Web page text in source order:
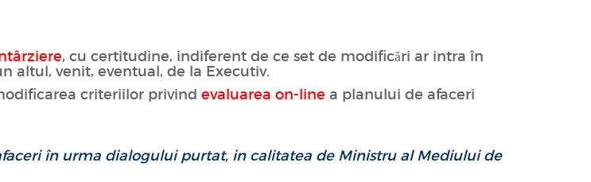
, cu certitudine, indiferent de ce set de modificări ar intra în
altul, venit, eventual, de la Executiv.
criteriilor privind evaluarea on-line a planului de afaceri
în urma dialogului purtat, in calitatea de Ministru al Mediului de